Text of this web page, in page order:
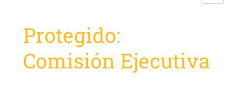
Protegido:
Comisión Ejecutiva